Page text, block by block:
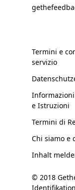
Termini e
servizio
e Istruzioni
Termini di
Chi siamo e
Inhalt
© 2018